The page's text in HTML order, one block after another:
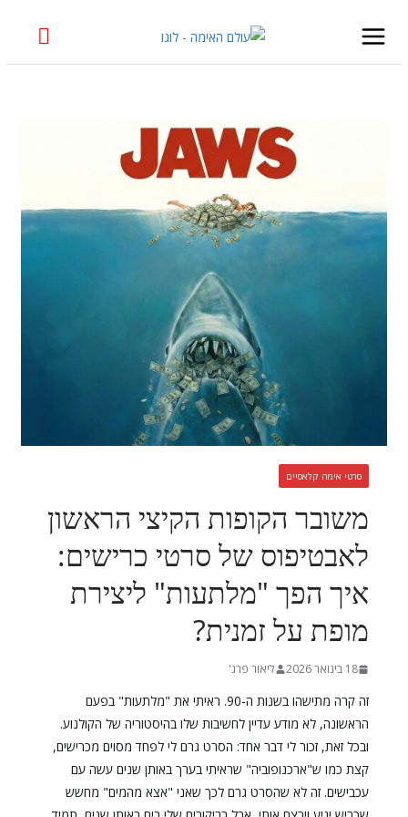
סרטי אימה קלאסיים
משובר הקופות הקיצי הראשון
לאבטיפוס של סרטי כרישים:
איך הפך "מלתעות" ליצירת
מופת על זמנית?
18 בינואר 2026 ליאור פרג'
זה קרה מתישהו בשנות ה-90. ראיתי את "מלתעות" בפעם
הראשונה, לא מודע עדיין לחשיבות שלו בהיסטוריה של הקולנוע.
ובכל זאת, זכור לי דבר אחד: הסרט גרם לי לפחד מסוים מכרישים,
קצת כמו ש"ארכנופוביה" שראיתי בערך באותן שנים עשה עם
עכבישים. זה לא שהסרט גרם לכך שאני "אצא מהמים" מחשש